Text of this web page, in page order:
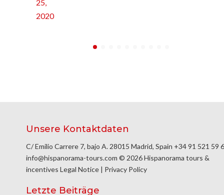
25,
2020
Unsere Kontaktdaten
C/ Emilio Carrere 7, bajo A. 28015 Madrid, Spain +34 91 521 59
info@hispanorama-tours.com © 2026 Hispanorama tours &
incentives Legal Notice | Privacy Policy
Letzte Beiträge